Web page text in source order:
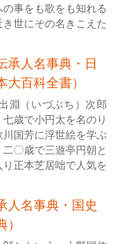
事をも歌をも知れる
世にその名きこえた
承人名事典・日
大百科全書）
淵（いづぶち）次郎
歳で小円太を名のり
国芳に浮世絵を学ぶ
〇歳で三遊亭円朝と
正本芝居咄で人気を
人名事典・国史